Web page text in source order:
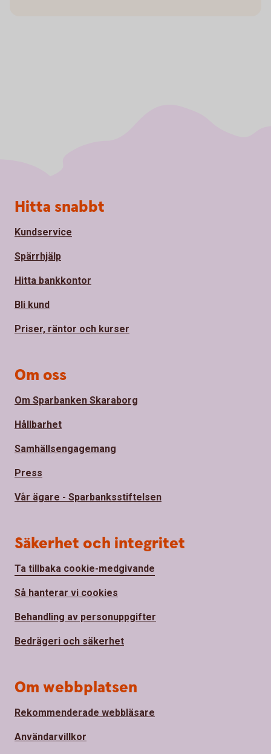
Sidfot
Hitta snabbt
Kundservice
Spärrhjälp
Hitta bankkontor
Bli kund
Priser, räntor och kurser
Om oss
Om Sparbanken Skaraborg
Hållbarhet
Samhällsengagemang
Press
Vår ägare - Sparbanksstiftelsen
Säkerhet och integritet
Ta tillbaka cookie-medgivande
Så hanterar vi cookies
Behandling av personuppgifter
Bedrägeri och säkerhet
Om webbplatsen
Rekommenderade webbläsare
Användarvillkor